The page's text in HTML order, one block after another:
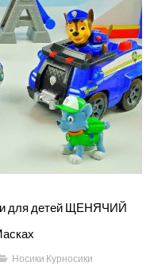
для детей ЩЕНЯЧИЙ
Носики Курносики